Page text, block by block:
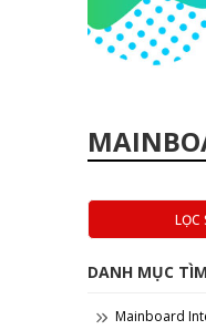
LỌC
DANH MỤC
Mainboard